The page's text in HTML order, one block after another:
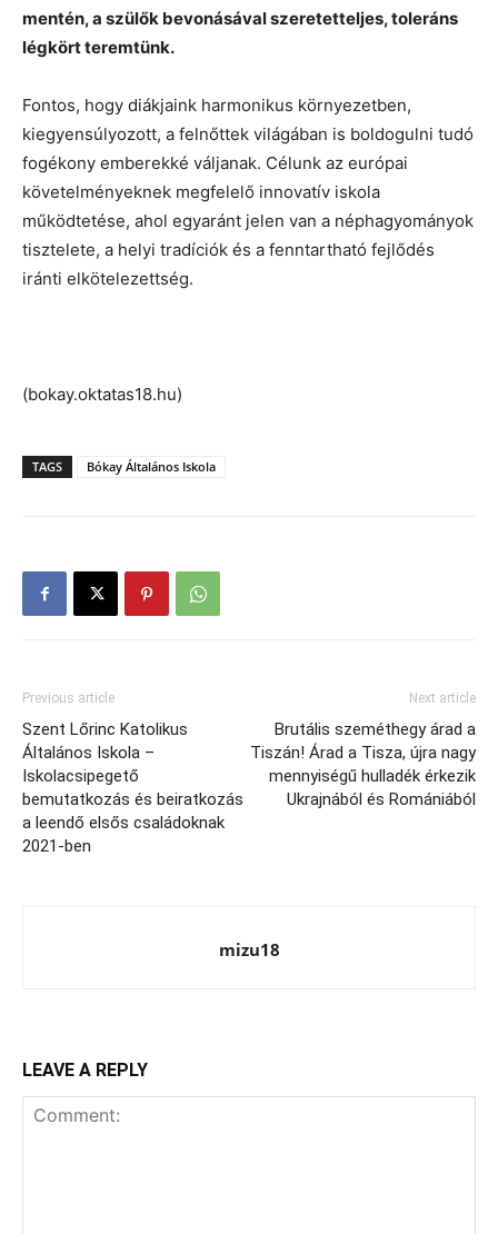
mentén, a szülők bevonásával szeretetteljes, toleráns
légkört teremtünk.
Fontos, hogy diákjaink harmonikus környezetben,
kiegyensúlyozott, a felnőttek világában is boldogulni tudó
fogékony emberekké váljanak. Célunk az európai
követelményeknek megfelelő innovatív iskola
működtetése, ahol egyaránt jelen van a néphagyományok
tisztelete, a helyi tradíciók és a fenntartható fejlődés
iránti elkötelezettség.
(bokay.oktatas18.hu)
TAGS Bókay Általános Iskola
Previous article
Szent Lőrinc Katolikus
Általános Iskola –
Iskolacsipegető
bemutatkozás és beiratkozás
a leendő elsős családoknak
2021-ben
Next article
Brutális szeméthegy árad a
Tiszán! Árad a Tisza, újra nagy
mennyiségű hulladék érkezik
Ukrajnából és Romániából
mizu18
LEAVE A REPLY